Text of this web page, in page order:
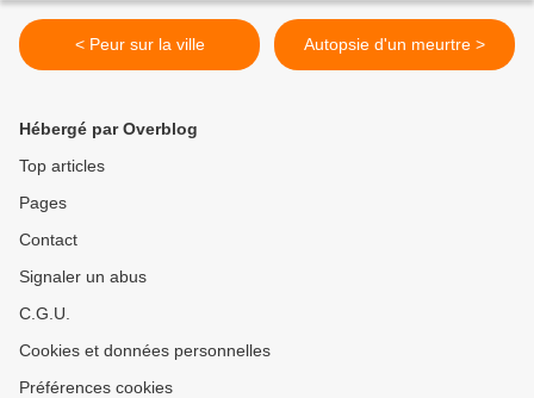
< Peur sur la ville Autopsie d'un meurtre >
Hébergé par Overblog
Top articles
Pages
Contact
Signaler un abus
C.G.U.
Cookies et données personnelles
Préférences cookies